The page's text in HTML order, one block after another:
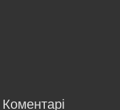
Коментарі